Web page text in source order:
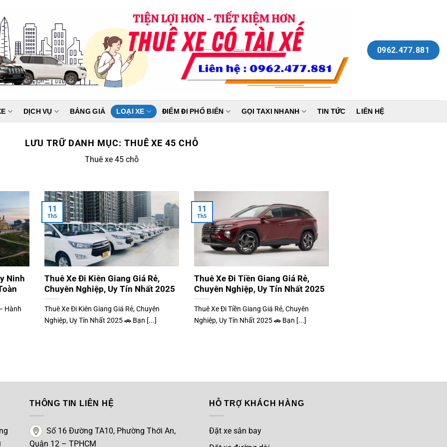
0962.477.881
DỊCH VỤ BẢNG GIÁ LOẠI XE ĐIỂM ĐI PHỔ BIẾN GỌI TAXI NHANH TIN TỨC LIÊN HỆ
LƯU TRỮ DANH MỤC: THUÊ XE 45 CHỖ
Thuê xe 45 chỗ
Ninh
Hành
Thuê Xe Đi Kiên Giang Giá Rẻ,
Chuyên Nghiệp, Uy Tín Nhất 2025
Thuê Xe Đi Kiên Giang Giá Rẻ, Chuyên
Nghiệp, Uy Tín Nhất 2025 🚗 Bạn [...]
11
Th5
Thuê Xe Đi Tiền Giang Giá Rẻ,
Chuyên Nghiệp, Uy Tín Nhất 2025
Thuê Xe Đi Tiền Giang Giá Rẻ, Chuyên
Nghiệp, Uy Tín Nhất 2025 🚗 Bạn [...]
11
Th5
THÔNG TIN LIÊN HỆ
Số 16 Đường TA10, Phường Thới An,
Quận 12 – TPHCM
HỖ TRỢ KHÁCH HÀNG
Đặt xe sân bay